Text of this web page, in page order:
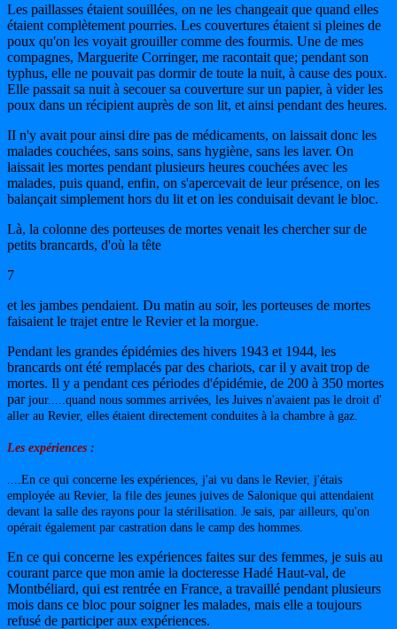
Les paillasses étaient souillées, on ne les changeait que quand elles
étaient complètement pourries. Les couvertures étaient si pleines de
poux qu'on les voyait grouiller comme des fourmis. Une de mes
compagnes, Marguerite Corringer, me racontait que; pendant son
typhus, elle ne pouvait pas dormir de toute la nuit, à cause des poux.
Elle passait sa nuit à secouer sa couverture sur un papier, à vider les
poux dans un récipient auprès de son lit, et ainsi pendant des heures.
II n'y avait pour ainsi dire pas de médicaments, on laissait donc les
malades couchées, sans soins, sans hygiène, sans les laver. On
laissait les mortes pendant plusieurs heures couchées avec les
malades, puis quand, enfin, on s'apercevait de leur présence, on les
balançait simplement hors du lit et on les conduisait devant le bloc.
Là, la colonne des porteuses de mortes venait les chercher sur de
petits brancards, d'où la tête
7
et les jambes pendaient. Du matin au soir, les porteuses de mortes
faisaient le trajet entre le Revier et la morgue.
Pendant les grandes épidémies des hivers 1943 et 1944, les
brancards ont été remplacés par des chariots, car il y avait trop de
mortes. Il y a pendant ces périodes d'épidémie, de 200 à 350 mortes
par jour..... quand nous sommes arrivées, les Juives n'avaient pas le droit d'
aller au Revier, elles étaient directement conduites à la chambre à gaz.
Les expériences :
....En ce qui concerne les expériences, j'ai vu dans le Revier, j'étais
employée au Revier, la file des jeunes juives de Salonique qui attendaient
devant la salle des rayons pour la stérilisation. Je sais, par ailleurs, qu'on
opérait également par castration dans le camp des hommes.
En ce qui concerne les expériences faites sur des femmes, je suis au
courant parce que mon amie la docteresse Hadé Haut-val, de
Montbéliard, qui est rentrée en France, a travaillé pendant plusieurs
mois dans ce bloc pour soigner les malades, mais elle a toujours
refusé de participer aux expériences.